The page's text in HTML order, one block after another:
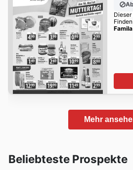
Mehr
Beliebteste Prospekte